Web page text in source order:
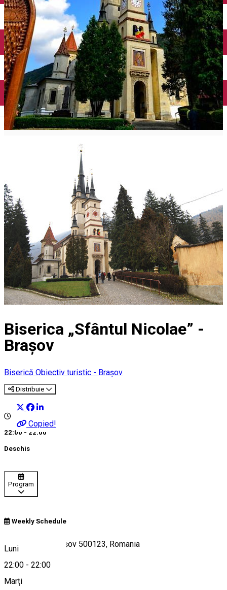
English
Biserica „Sfântul Nicolae” -
Brașov
Biserică Obiectiv turistic - Brașov
Distribuie
Copied!
22:00 - 22:00
Deschis
Program
Weekly Schedule
Luni
22:00 - 22:00
Marți
Piața Unirii 1, Brașov 500123, Romania
Hartă